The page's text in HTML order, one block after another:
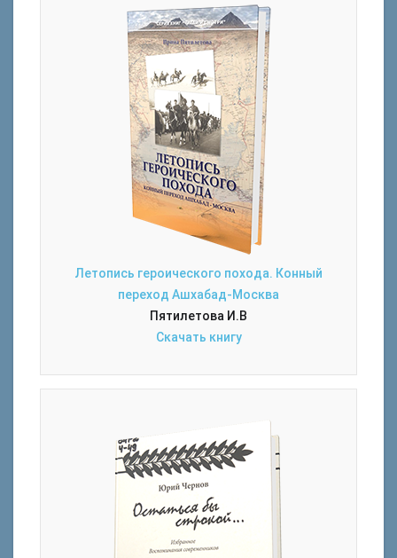
Летопись героического похода. Конный
переход Ашхабад-Москва
Пятилетова И.В
Скачать книгу